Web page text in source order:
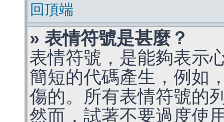
回頂端
» 表情符號是甚麼？
表情符號，是能夠表示
簡短的代碼產生，例如
傷的。所有表情符號的
然而，試著不要過度使